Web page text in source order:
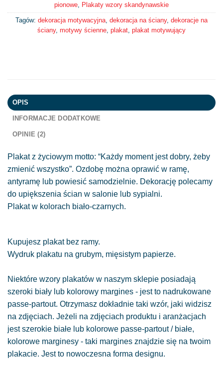
pionowe
Plakaty wzory skandynawskie
Tagów: dekoracja motywacyjna dekoracja na ściany, dekoracje na
ściany, motywy ścienne plakat plakat motywujący
OPIS
INFORMACJE DODATKOWE
OPINIE (2)
Plakat z życiowym motto: “Każdy moment jest dobry, żeby
zmienić wszystko”. Ozdobę można oprawić w ramę,
antyramę lub powiesić samodzielnie. Dekorację polecamy
do upiększenia ścian w salonie lub sypialni.
Plakat w kolorach biało-czarnych.
Kupujesz plakat bez ramy.
Wydruk plakatu na grubym, mięsistym papierze.
Niektóre wzory plakatów w naszym sklepie posiadają
szeroki biały lub kolorowy margines - jest to nadrukowane
passe-partout. Otrzymasz dokładnie taki wzór, jaki widzisz
na zdjęciach. Jeżeli na zdjęciach produktu i aranżacjach
jest szerokie białe lub kolorowe passe-partout / białe,
kolorowe marginesy - taki margines znajdzie się na twoim
plakacie. Jest to nowoczesna forma designu.